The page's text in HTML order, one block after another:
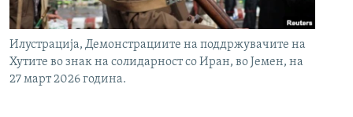
Илустрација, Демонстрациите на поддржувачите на
Хутите во знак на солидарност со Иран, во Јемен, на
27 март 2026 година.